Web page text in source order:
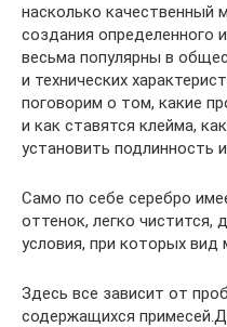
насколько качественный
создания определенного
весьма популярны в
и технических
поговорим о том, какие
и как ставятся клейма,
установить подлинность
Само по себе серебро
оттенок, легко чистится,
условия, при которых вид
Здесь все зависит от
содержащихся